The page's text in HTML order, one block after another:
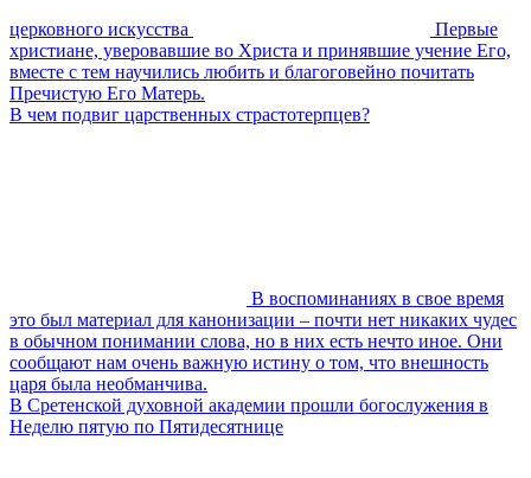
церковного искусства
Первые
христиане, уверовавшие во Христа и принявшие учение Его,
вместе с тем научились любить и благоговейно почитать
Пречистую Его Матерь.
В чем подвиг царственных страстотерпцев?
В воспоминаниях в свое время
это был материал для канонизации – почти нет никаких чудес
в обычном понимании слова, но в них есть нечто иное. Они
сообщают нам очень важную истину о том, что внешность
царя была необманчива.
В Сретенской духовной академии прошли богослужения в
Неделю пятую по Пятидесятнице